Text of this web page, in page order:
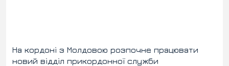
Спорт
Підписатись на нас у Telegram
На кордоні з Молдовою розпочне працювати
новий відділ прикордонної служби